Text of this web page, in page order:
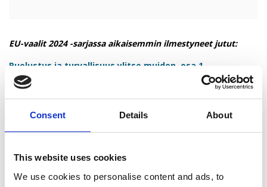
Consent Details About
This website uses cookies
We use cookies to personalise content and ads, to
EU-vaalit 2024 -sarjassa aikaisemmin ilmestyneet jutut:
Puolustus ja turvallisuus ylitse muiden, osa 1
Suomesta mallia Keski-Euroopalle, osa 2
Vaalit epävarmassa Euroopassa, osa 3
Parlamentti järjestäytyy ryhmiin, osa 4
Miltä näyttää eurooppalainen politiikka, osa 5
Miten käy vihreän siirtymän, osa 6